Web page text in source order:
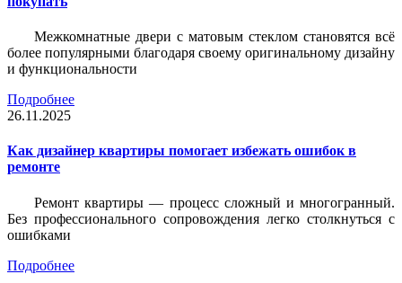
Межкомнатные двери с матовым стеклом становятся всё
более популярными благодаря своему оригинальному дизайну
и функциональности
Подробнее
26.11.2025
Как дизайнер квартиры помогает избежать ошибок в
ремонте
Ремонт квартиры — процесс сложный и многогранный.
Без профессионального сопровождения легко столкнуться с
ошибками
Подробнее